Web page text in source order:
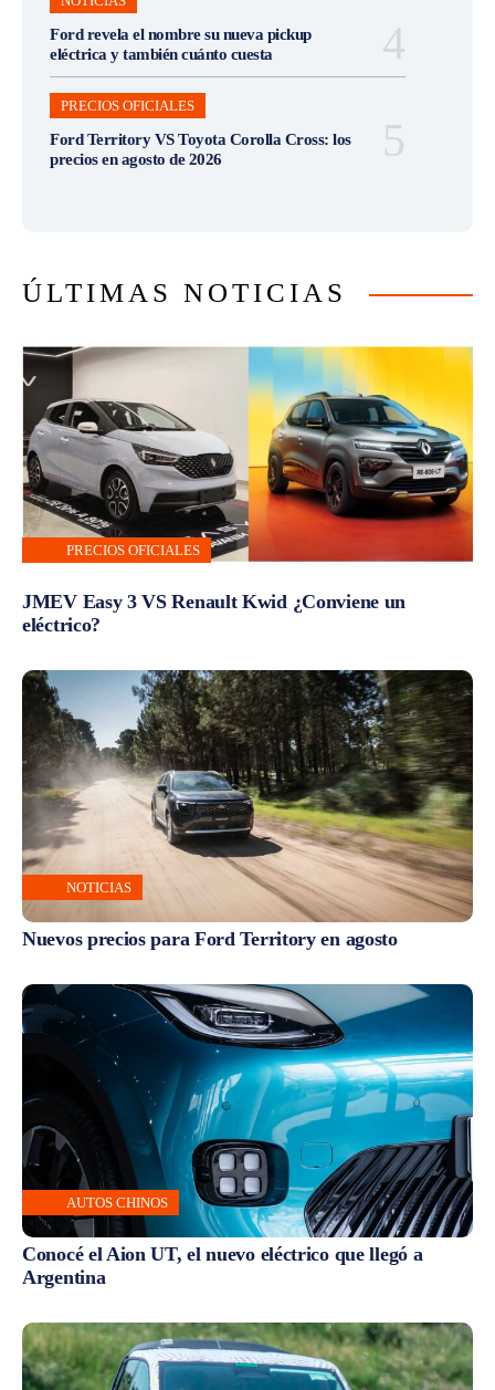
Ford revela el nombre su nueva pickup
eléctrica y también cuánto cuesta
PRECIOS OFICIALES
Ford Territory VS Toyota Corolla Cross: los
precios en agosto de 2026
ÚLTIMAS NOTICIAS
PRECIOS OFICIALES
JMEV Easy 3 VS Renault Kwid ¿Conviene un
eléctrico?
NOTICIAS
Nuevos precios para Ford Territory en agosto
AUTOS CHINOS
Conocé el Aion UT, el nuevo eléctrico que llegó a
Argentina